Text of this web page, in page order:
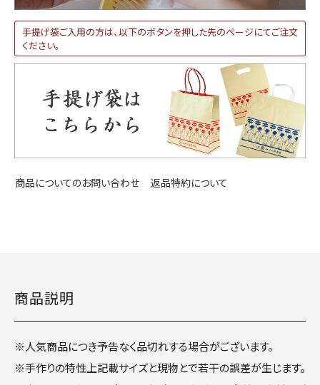
手提げ袋ご入用の方は、以下のボタンを押した先のページにてご注文
ください。
商品についてのお問い合わせ 返品特約について
商品説明
※人気商品につき予告なく品切れする場合がございます。
※手作りの特性上記載サイズと現物とで若干の誤差が生じます。